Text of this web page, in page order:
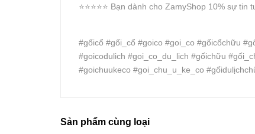
⭐️⭐️⭐️⭐️⭐️ Bạn dành cho ZamyShop 10% sự
#gốicổ #gối_cổ #goico #goi_co #gốicổchữu
#goicodulich #goi_co_du_lich #gốichữu
#goichuukeco #goi_chu_u_ke_co
Sản phẩm cùng loại